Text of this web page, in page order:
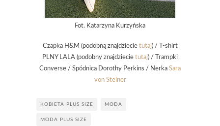
Fot. Katarzyna Kurzyńska
Czapka H&M (podobną znajdziecie tutaj) / T-shirt
PLNY LALA (podobny znajdziecie tutaj) / Trampki
Converse / Spódnica Dorothy Perkins / Nerka Sara
von Steiner
KOBIETA PLUS SIZE MODA
MODA PLUS SIZE